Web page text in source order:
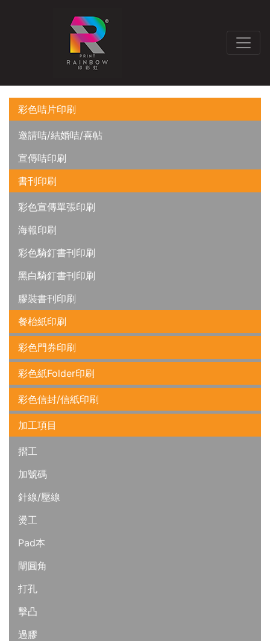
彩色咭片印刷
邀請咭/結婚咭/喜帖
宣傳咭印刷
書刊印刷
彩色宣傳單張印刷
海報印刷
彩色騎釘書刊印刷
黑白騎釘書刊印刷
膠裝書刊印刷
餐枱紙印刷
彩色門券印刷
彩色紙Folder印刷
彩色信封/信紙印刷
加工項目
摺工
加號碼
針線/壓線
燙工
Pad本
閘圓角
打孔
擊凸
過膠